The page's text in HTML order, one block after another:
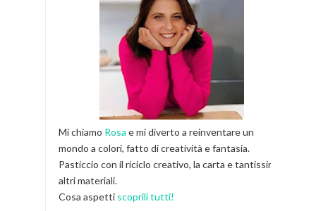
Mi chiamo Rosa e mi diverto a reinventare un
mondo a colori, fatto di creatività e fantasia.
Pasticcio con il riciclo creativo, la carta e tantissimi
altri materiali.
Cosa aspetti scoprili tutti!